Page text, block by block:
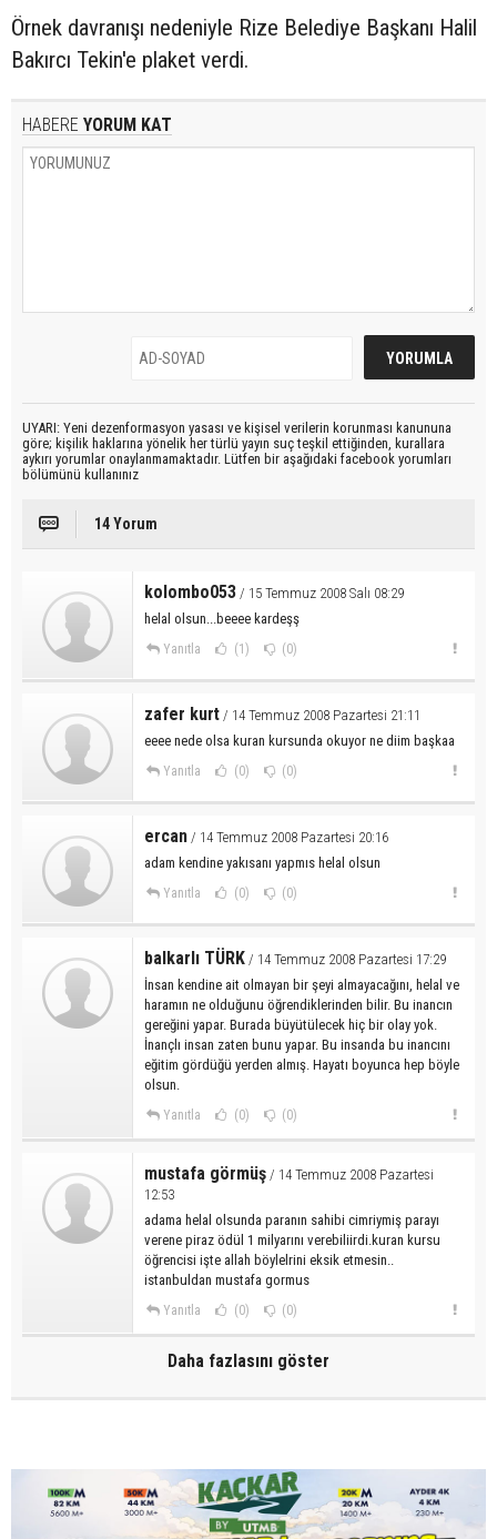
Örnek davranışı nedeniyle Rize Belediye Başkanı Halil
Bakırcı Tekin'e plaket verdi.
HABERE YORUM KAT
UYARI: Yeni dezenformasyon yasası ve kişisel verilerin korunması kanununa
göre; kişilik haklarına yönelik her türlü yayın suç teşkil ettiğinden, kurallara
aykırı yorumlar onaylanmamaktadır. Lütfen bir aşağıdaki facebook yorumları
bölümünü kullanınız
14 Yorum
kolombo053 / 15 Temmuz 2008 Salı 08:29
helal olsun...beeee kardeşş
Yanıtla (1) (0)
zafer kurt / 14 Temmuz 2008 Pazartesi 21:11
eeee nede olsa kuran kursunda okuyor ne diim başkaa
Yanıtla (0) (0)
ercan / 14 Temmuz 2008 Pazartesi 20:16
adam kendine yakısanı yapmıs helal olsun
Yanıtla (0) (0)
balkarlı TÜRK / 14 Temmuz 2008 Pazartesi 17:29
İnsan kendine ait olmayan bir şeyi almayacağını, helal ve
haramın ne olduğunu öğrendiklerinden bilir. Bu inancın
gereğini yapar. Burada büyütülecek hiç bir olay yok.
İnançlı insan zaten bunu yapar. Bu insanda bu inancını
eğitim gördüğü yerden almış. Hayatı boyunca hep böyle
olsun.
Yanıtla (0) (0)
mustafa görmüş / 14 Temmuz 2008 Pazartesi
12:53
adama helal olsunda paranın sahibi cimriymiş parayı
verene piraz ödül 1 milyarını verebiliirdi.kuran kursu
öğrencisi işte allah böylelrini eksik etmesin..
istanbuldan mustafa gormus
Yanıtla (0) (0)
Daha fazlasını göster